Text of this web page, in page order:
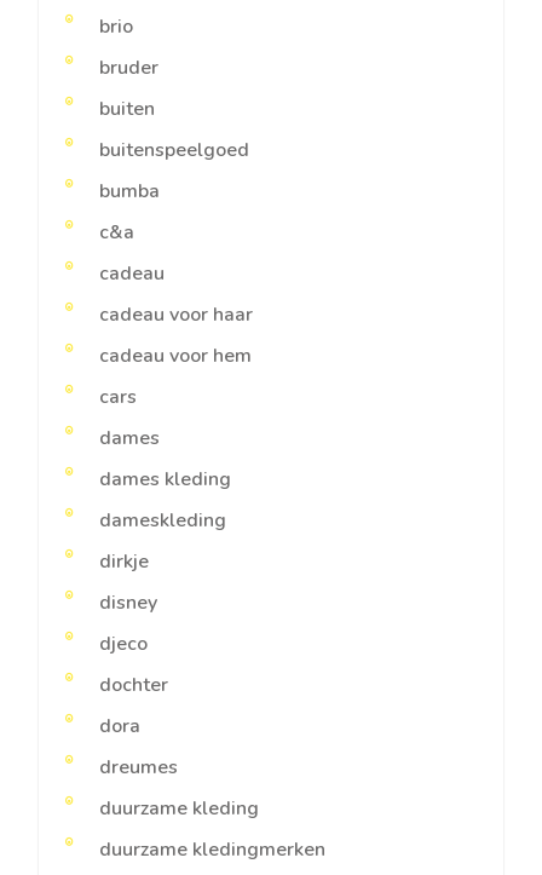
brio
bruder
buiten
buitenspeelgoed
bumba
c&a
cadeau
cadeau voor haar
cadeau voor hem
cars
dames
dames kleding
dameskleding
dirkje
disney
djeco
dochter
dora
dreumes
duurzame kleding
duurzame kledingmerken